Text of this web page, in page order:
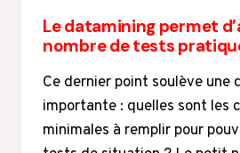
Le datamining permet
nombre de tests
Ce dernier point soulève une
importante : quelles sont les
minimales à remplir pour